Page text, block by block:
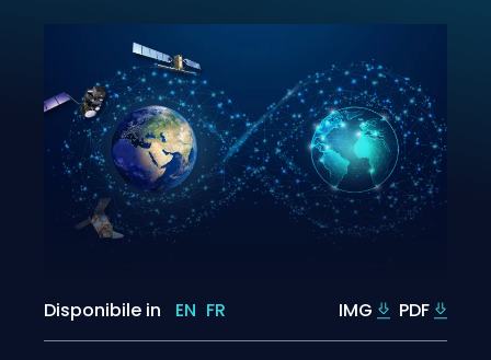
Disponibile in EN FR IMG PDF